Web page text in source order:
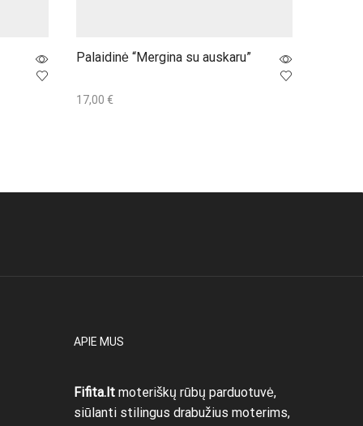
Palaidinė “Mergina su auskaru”
17,00 €
APIE MUS
Fifita.lt moteriškų rūbų parduotuvė,
siūlanti stilingus drabužius moterims,